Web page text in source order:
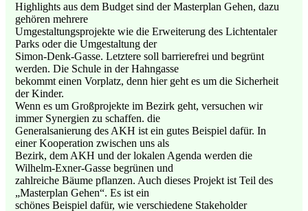
Highlights aus dem Budget sind der Masterplan Gehen, dazu
gehören mehrere
Umgestaltungsprojekte wie die Erweiterung des Lichtentaler
Parks oder die Umgestaltung der
Simon-Denk-Gasse. Letztere soll barrierefrei und begrünt
werden. Die Schule in der Hahngasse
bekommt einen Vorplatz, denn hier geht es um die Sicherheit
der Kinder.
Wenn es um Großprojekte im Bezirk geht, versuchen wir
immer Synergien zu schaffen. die
Generalsanierung des AKH ist ein gutes Beispiel dafür. In
einer Kooperation zwischen uns als
Bezirk, dem AKH und der lokalen Agenda werden die
Wilhelm-Exner-Gasse begrünen und
zahlreiche Bäume pflanzen. Auch dieses Projekt ist Teil des
„Masterplan Gehen“. Es ist ein
schönes Beispiel dafür, wie verschiedene Stakeholder